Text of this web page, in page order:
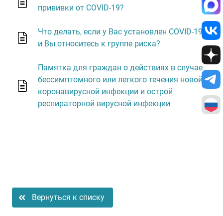
прививки от COVID-19?
Что делать, если у Вас установлен COVID-19
и Вы относитесь к группе риска?
Памятка для граждан о действиях в случае
бессимптомного или легкого течения новой
коронавирусной инфекции и острой
респираторной вирусной инфекции
Вернуться к списку